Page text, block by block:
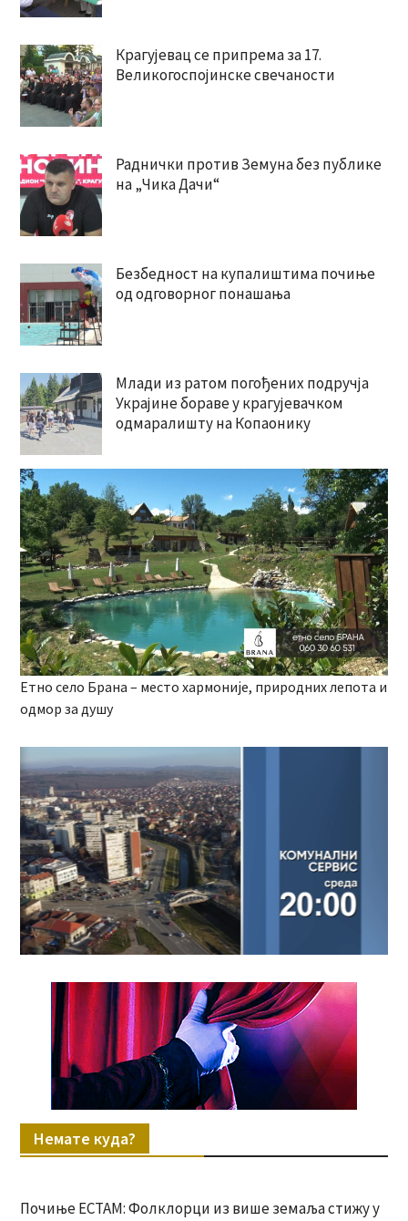
Крагујевац се припрема за 17.
Великогоспојинске свечаности
Раднички против Земуна без публике
на „Чика Дачи“
Безбедност на купалиштима почиње
од одговорног понашања
Млади из ратом погођених подручја
Украјине бораве у крагујевачком
одмаралишту на Копаонику
Етно село Брана – место хармоније, природних лепота и
одмор за душу
Немате куда?
Почиње ЕСТАМ: Фолклорци из више земаља стижу у